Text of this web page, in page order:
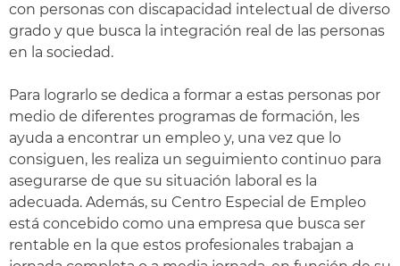
con personas con discapacidad intelectual de diverso
grado y que busca la integración real de las personas
en la sociedad.
Para lograrlo se dedica a formar a estas personas por
medio de diferentes programas de formación, les
ayuda a encontrar un empleo y, una vez que lo
consiguen, les realiza un seguimiento continuo para
asegurarse de que su situación laboral es la
adecuada. Además, su Centro Especial de Empleo
está concebido como una empresa que busca ser
rentable en la que estos profesionales trabajan a